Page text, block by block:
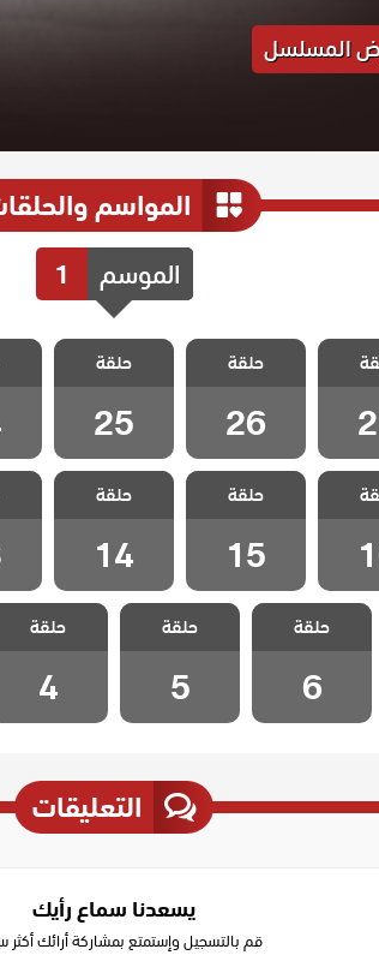
المسلسل
المواسم
الموسم 1
رضا
27
مسلسل علي رضا
الحلقة 26
حلقة
26
مسلسل علي رضا
الحلقة 25
حلقة
25
رضا
16
مسلسل علي رضا
الحلقة 15
حلقة
15
مسلسل علي رضا
الحلقة 14
حلقة
14
مسلسل علي رضا
الحلقة 6
حلقة
6
مسلسل علي رضا
الحلقة 5
حلقة
5
مسلسل علي
الحلقة 4
حلقة
4
التعليقات
يسعدنا سماع رأيك
قم بالتسجيل وإستمتع بمشاركة أرائك أكثر